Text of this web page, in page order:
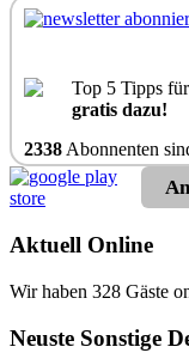
Top 5 Tipps
gratis dazu!
2338Abonnenten
Aktuell Online
Wir haben 328 Gäste
Neuste Sonstige